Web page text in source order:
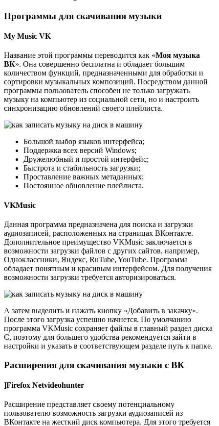
Программы для скачивания музыки
My Music VK
Название этой программы переводится как «Моя музыка
ВК». Она совершенно бесплатна и обладает большим
количеством функций, предназначенными для обработки и
сортировки музыкальных композиций. Посредством данной
программы пользователь способен не только загружать
музыку на компьютер из социальной сети, но и настроить
синхронизацию обновлений своего плейлиста.
Большой выбор языков интерфейса;
Поддержка всех версий Windows;
Дружелюбный и простой интерфейс;
Быстрота и стабильность загрузки;
Проставление важных метаданных;
Постоянное обновление плейлиста.
VKMusic
Данная программа предназначена для поиска и загрузки
аудиозаписей, расположенных на страницах ВКонтакте.
Дополнительное преимущество VKMusic заключается в
возможности загрузки файлов с других сайтов, например,
Одноклассники, Яндекс, RuTube, YouTube. Программа
обладает понятным и красивым интерфейсом. Для получения
возможности загрузки требуется авторизироваться.
А затем выделить и нажать кнопку «Добавить в закачку».
После этого загрузка успешно начнется. По умолчанию
программа VKMusic сохраняет файлы в главный раздел диска
C, поэтому для большего удобства рекомендуется зайти в
настройки и указать в соответствующем разделе путь к папке.
Расширения для скачивания музыки с ВК
]Firefox Netvideohunter
Расширение представляет своему потенциальному
пользователю возможность загрузки аудиозаписей из
ВКонтакте на жесткий диск компьютера. Для этого требуется